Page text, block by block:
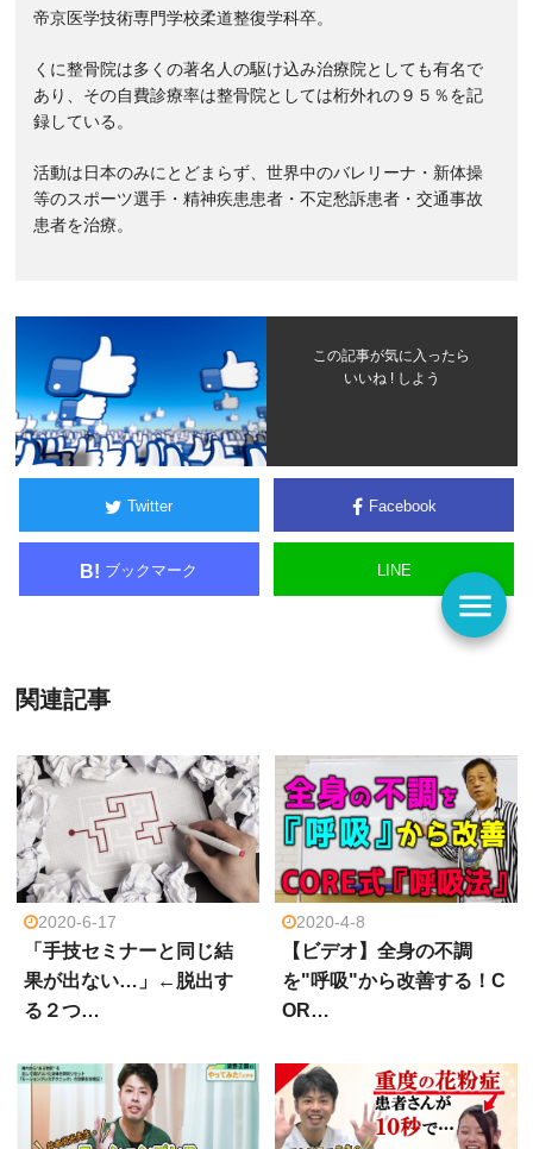
帝京医学技術専門学校柔道整復学科卒。
くに整骨院は多くの著名人の駆け込み治療院としても有名で
あり、その自費診療率は整骨院としては桁外れの９５％を記
録している。
活動は日本のみにとどまらず、世界中のバレリーナ・新体操
等のスポーツ選手・精神疾患患者・不定愁訴患者・交通事故
患者を治療。
この記事が気に入ったら
いいね ! しよう
Twitter Facebook
B! ブックマーク LINE
関連記事
2020-6-17
「手技セミナーと同じ結
果が出ない…」←脱出す
る２つ…
2020-4-8
【ビデオ】全身の不調
を"呼吸"から改善する！C
OR…
menu